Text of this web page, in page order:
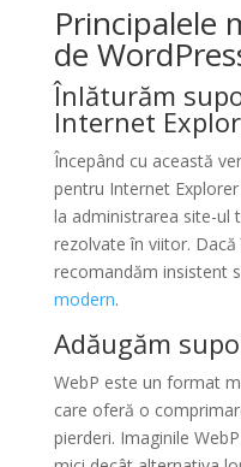
Principalele
de
Înlăturăm
Internet
Începând cu această
pentru Internet
la administrarea site-ul
rezolvate în viitor.
recomandăm insistent
modern.
Adăugăm
WebP este un format
care oferă o
pierderi. Imaginile